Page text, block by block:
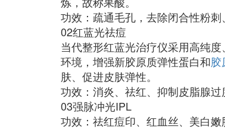
功效：疏通毛孔，去除闭合性粉刺
02红蓝光祛痘
当代整形红蓝光治疗仪采用高纯
环境，增强新胶原质弹性蛋白和胶
肤、促进皮肤弹性。
功效：消炎、祛红、抑制皮脂腺过
03强脉冲光IPL
功效：祛红痘印、红血丝、美白嫩